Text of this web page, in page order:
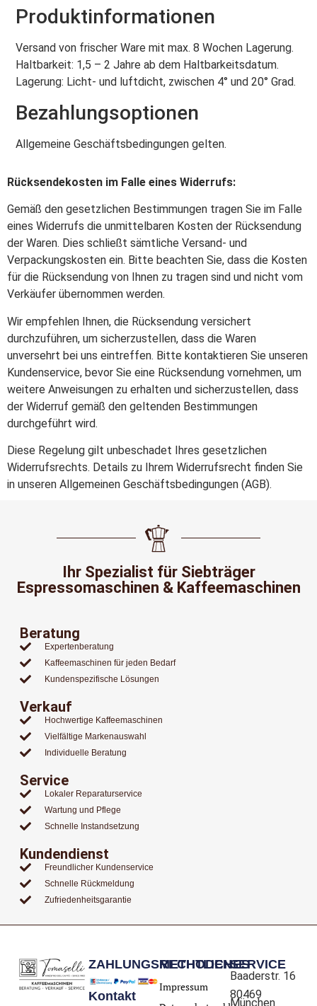
Produktinformationen
Versand von frischer Ware mit max. 8 Wochen Lagerung.
Haltbarkeit: 1,5 – 2 Jahre ab dem Haltbarkeitsdatum.
Lagerung: Licht- und luftdicht, zwischen 4° und 20° Grad.
Bezahlungsoptionen
Allgemeine Geschäftsbedingungen gelten.
Rücksendekosten im Falle eines Widerrufs:
Gemäß den gesetzlichen Bestimmungen tragen Sie im Falle
eines Widerrufs die unmittelbaren Kosten der Rücksendung
der Waren. Dies schließt sämtliche Versand- und
Verpackungskosten ein. Bitte beachten Sie, dass die Kosten
für die Rücksendung von Ihnen zu tragen sind und nicht vom
Verkäufer übernommen werden.
Wir empfehlen Ihnen, die Rücksendung versichert
durchzuführen, um sicherzustellen, dass die Waren
unversehrt bei uns eintreffen. Bitte kontaktieren Sie unseren
Kundenservice, bevor Sie eine Rücksendung vornehmen, um
weitere Anweisungen zu erhalten und sicherzustellen, dass
der Widerruf gemäß den geltenden Bestimmungen
durchgeführt wird.
Diese Regelung gilt unbeschadet Ihres gesetzlichen
Widerrufsrechts. Details zu Ihrem Widerrufsrecht finden Sie
in unseren Allgemeinen Geschäftsbedingungen (AGB).
Ihr Spezialist für Siebträger
Espressomaschinen & Kaffeemaschinen
Beratung
Expertenberatung
Kaffeemaschinen für jeden Bedarf
Kundenspezifische Lösungen
Verkauf
Hochwertige Kaffeemaschinen
Vielfältige Markenauswahl
Individuelle Beratung
Service
Lokaler Reparaturservice
Wartung und Pflege
Schnelle Instandsetzung
Kundendienst
Freundlicher Kundenservice
Schnelle Rückmeldung
Zufriedenheitsgarantie
RECHTLICHES
Impressum
ZAHLUNGSMETHODEN
Kontakt
SERVICE
Baaderstr. 16
80469
München